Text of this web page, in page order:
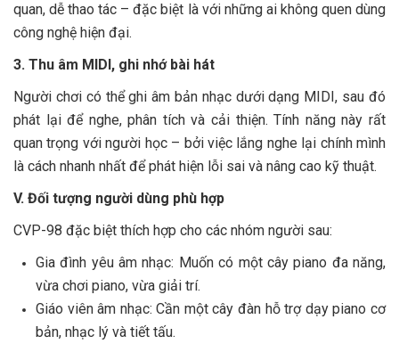
quan, dễ thao tác – đặc biệt là với những ai không quen dùng
công nghệ hiện đại.
3. Thu âm MIDI, ghi nhớ bài hát
Người chơi có thể ghi âm bản nhạc dưới dạng MIDI, sau đó
phát lại để nghe, phân tích và cải thiện. Tính năng này rất
quan trọng với người học – bởi việc lắng nghe lại chính mình
là cách nhanh nhất để phát hiện lỗi sai và nâng cao kỹ thuật.
V. Đối tượng người dùng phù hợp
CVP-98 đặc biệt thích hợp cho các nhóm người sau:
Gia đình yêu âm nhạc: Muốn có một cây piano đa năng,
vừa chơi piano, vừa giải trí.
Giáo viên âm nhạc: Cần một cây đàn hỗ trợ dạy piano cơ
bản, nhạc lý và tiết tấu.